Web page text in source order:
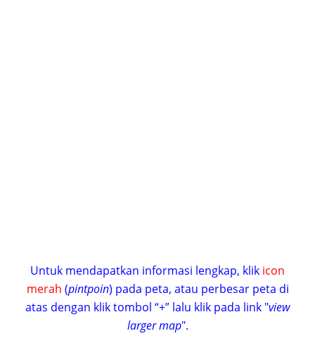
Untuk mendapatkan informasi lengkap, klik icon
merah (pintpoin) pada peta, atau perbesar peta di
atas dengan klik tombol “+” lalu klik pada link "view
larger map".